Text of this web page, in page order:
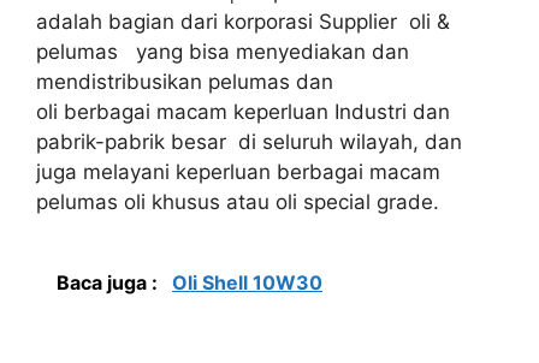
adalah bagian dari korporasi Supplier oli &
pelumas yang bisa menyediakan dan
mendistribusikan pelumas dan
oli berbagai macam keperluan Industri dan
pabrik-pabrik besar di seluruh wilayah, dan
juga melayani keperluan berbagai macam
pelumas oli khusus atau oli special grade.
Baca juga : Oli Shell 10W30